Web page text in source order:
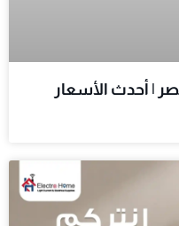
| أحدث الأسعار